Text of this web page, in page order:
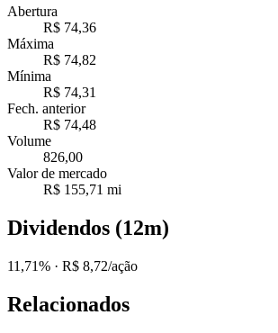
Abertura
R$ 74,36
Máxima
R$ 74,82
Mínima
R$ 74,31
Fech. anterior
R$ 74,48
Volume
826,00
Valor de mercado
R$ 155,71 mi
Dividendos (12m)
11,71% · R$ 8,72/ação
Relacionados